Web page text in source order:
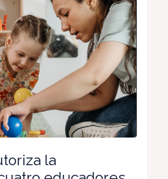
la